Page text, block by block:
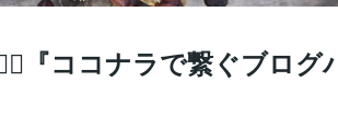
『ココナラで繋ぐブログ